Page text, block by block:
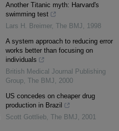
Another Titanic myth: Harvard's
swimming test
Lars H. Breimer, The BMJ, 1998
A system approach to reducing error
works better than focusing on
individuals
British Medical Journal Publishing
Group, The BMJ, 2000
US concedes on cheaper drug
production in Brazil
Scott Gottlieb, The BMJ, 2001